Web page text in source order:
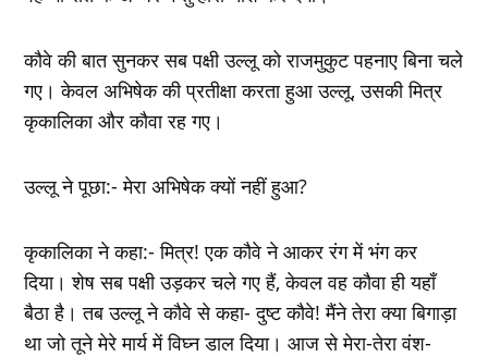
कौवे की बात सुनकर सब पक्षी उल्लू को राजमुकुट पहनाए बिना चले
गए। केवल अभिषेक की प्रतीक्षा करता हुआ उल्लू, उसकी मित्र
कृकालिका और कौवा रह गए।
उल्लू ने पूछा:- मेरा अभिषेक क्यों नहीं हुआ?
कृकालिका ने कहा:- मित्र! एक कौवे ने आकर रंग में भंग कर
दिया। शेष सब पक्षी उड़कर चले गए हैं, केवल वह कौवा ही यहाँ
बैठा है। तब उल्लू ने कौवे से कहा- दुष्ट कौवे! मैंने तेरा क्या बिगाड़ा
था जो तूने मेरे मार्य में विघ्न डाल दिया। आज से मेरा-तेरा वंश-